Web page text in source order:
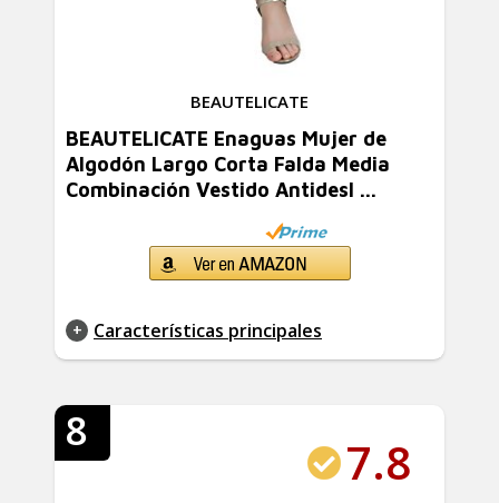
BEAUTELICATE
BEAUTELICATE Enaguas Mujer de
Algodón Largo Corta Falda Media
Combinación Vestido Antidesl ...
Características principales
8
7.8